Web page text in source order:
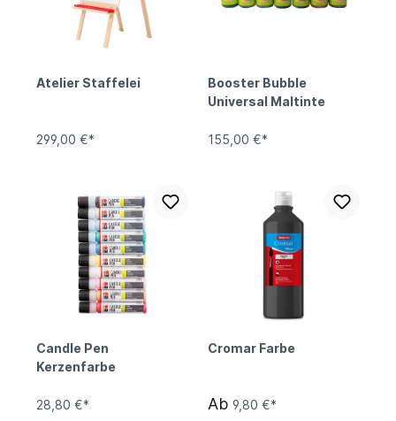
Atelier Staffelei
299,00 €*
Booster Bubble
Universal Maltinte
155,00 €*
Candle Pen
Kerzenfarbe
28,80 €*
Cromar Farbe
Ab 9,80 €*